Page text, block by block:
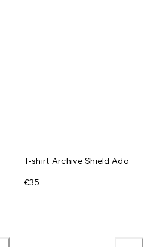
T-shirt Archive Shield Ado
€35